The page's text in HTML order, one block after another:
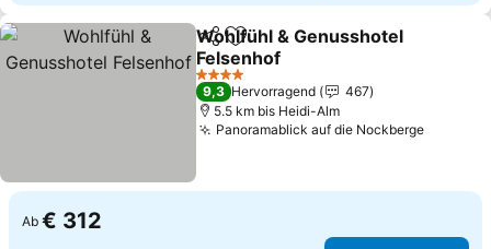
TeilenZu Favoriten hinzufügen
Wohlfühl & Genusshotel
Felsenhof
4 Sterne
9,3 Hervorragend
467
5.5 km bis Heidi-Alm
Panoramablick auf die Nockberge
Ab € 312